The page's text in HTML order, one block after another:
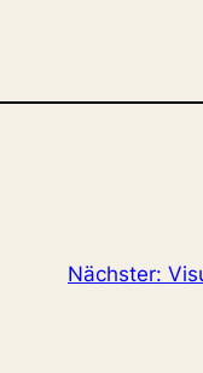
Nächster: